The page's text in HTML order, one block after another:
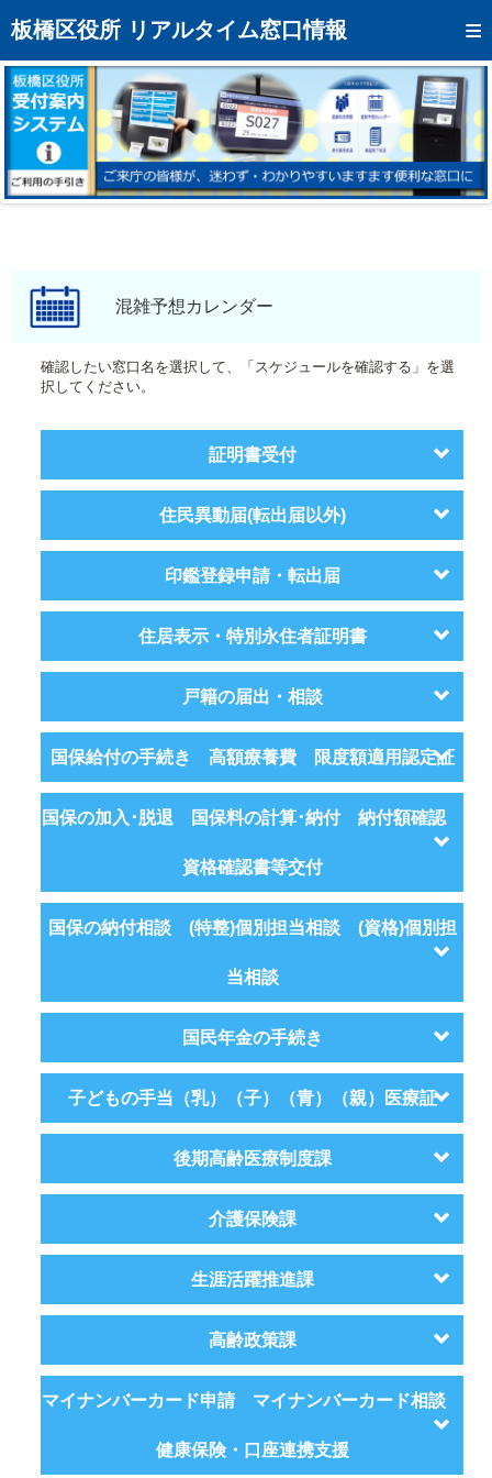
板橋区役所 リアルタイム窓口情報
トップページへ
混雑予想カレンダー
リアルタイム混雑状況
リアルタイム受付番号状況
メール通知登録
モバイルサイト
区役所フロアマップ
混雑予想カレンダー
確認したい窓口名を選択して、「スケジュールを確認する」を選
択してください。
証明書受付
住民異動届(転出届以外)
印鑑登録申請・転出届
住居表示・特別永住者証明書
戸籍の届出・相談
国保給付の手続き 高額療養費 限度額適用認定証
国保の加入･脱退 国保料の計算･納付 納付額確認
資格確認書等交付
国保の納付相談 (特整)個別担当相談 (資格)個別担
当相談
国民年金の手続き
子どもの手当（乳）（子）（青）（親）医療証
後期高齢医療制度課
介護保険課
生涯活躍推進課
高齢政策課
マイナンバーカード申請 マイナンバーカード相談
健康保険・口座連携支援